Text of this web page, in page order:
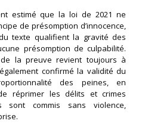
estimé que la loi de 2021 ne
de présomption d’innocence,
texte qualifient la gravité des
présomption de culpabilité.
la preuve revient toujours à
confirmé la validité du
des peines, en
réprimer les délits et crimes
sont commis sans violence,